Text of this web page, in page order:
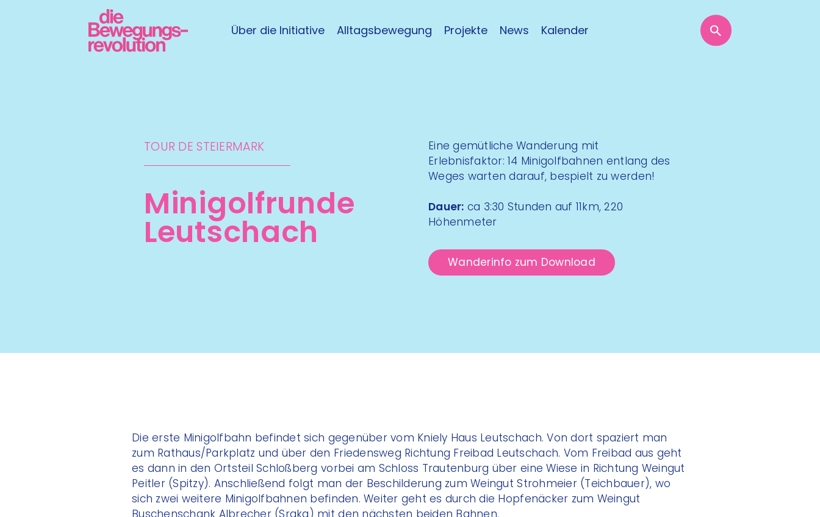
Über die Initiative Alltagsbewegung Projekte News Kalender
TOUR DE STEIERMARK​
Minigolfrunde
Leutschach
Eine gemütliche Wanderung mit
Erlebnisfaktor: 14 Minigolfbahnen entlang des
Weges warten darauf, bespielt zu werden!
Dauer: ca 3:30 Stunden auf 11km, 220
Höhenmeter
Wanderinfo zum Download
Die erste Minigolfbahn befindet sich gegenüber vom Kniely Haus Leutschach. Von dort spaziert man
zum Rathaus/Parkplatz und über den Friedensweg Richtung Freibad Leutschach. Vom Freibad aus geht
es dann in den Ortsteil Schloßberg vorbei am Schloss Trautenburg über eine Wiese in Richtung Weingut
Peitler (Spitzy). Anschließend folgt man der Beschilderung zum Weingut Strohmeier (Teichbauer), wo
sich zwei weitere Minigolfbahnen befinden. Weiter geht es durch die Hopfenäcker zum Weingut